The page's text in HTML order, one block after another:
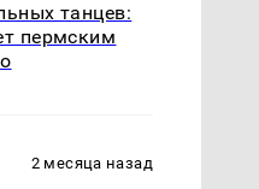
танцев:
пермским
2 месяца назад